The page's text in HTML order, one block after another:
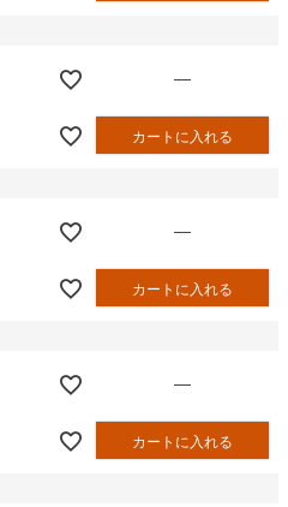
—
カートに入れる
—
カートに入れる
—
カートに入れる